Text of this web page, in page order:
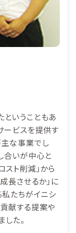
いうこともあ
ービスを提供す
な事業でし
合いが中心と
スト削減」から
長させるか」に
たちがイニシ
献する提案や
た。